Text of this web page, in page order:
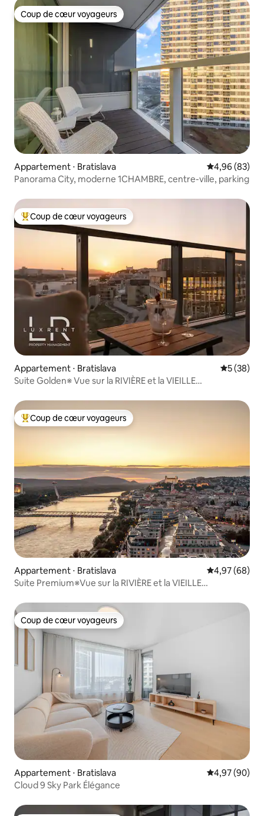
Coup de cœur voyageurs
Coup de cœur voyageurs
Appartement ⋅ Bratislava Évaluation
4,96 (83)
Panorama City, moderne 1CHAMBRE, centre-ville, parking
Coups de cœur voyageurs les plus appréciés
Coup de cœur voyageurs
Appartement ⋅ Bratislava
5 (38)
Suite Golden※ Vue sur la RIVIÈRE et la VIEILLE
Coups de cœur voyageurs les plus appréciés
Coup de cœur voyageurs
Appartement ⋅ Bratislava Évaluation
4,97 (68)
Suite Premium※Vue sur la RIVIÈRE et la VIEILLE
Coup de cœur voyageurs
Coup de cœur voyageurs
Appartement ⋅ Bratislava Évaluation
4,97 (90)
Cloud 9 Sky Park Élégance